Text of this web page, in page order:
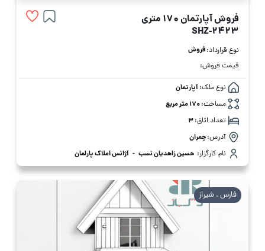
فروش آپارتمان 170 متری
SHZ-2423
نوع قرارداد:فروش
قیمت فروش:
نوع ملک:آپارتمان
مساحت:170 متر مربع
تعداد اتاق:3
آدرس:چمران
نام کارگزار: حسین زاهدیان نسب - آژانس املاک پارلمان
فارس . شیراز